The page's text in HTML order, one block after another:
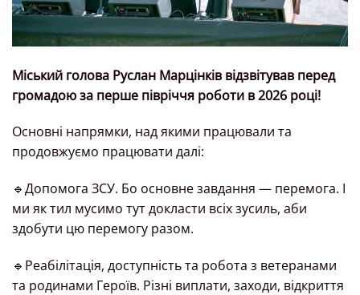
Міський голова Руслан Марцінків відзвітував перед
громадою за перше півріччя роботи в 2026 році!
Основні напрямки, над якими працювали та
продовжуємо працювати далі:
🔹Допомога ЗСУ. Бо основне завдання — перемога. І
ми як тил мусимо тут докласти всіх зусиль, аби
здобути цю перемогу разом.
🔹Реабілітація, доступність та робота з ветеранами
та родинами Героїв. Різні виплати, заходи, відкриття